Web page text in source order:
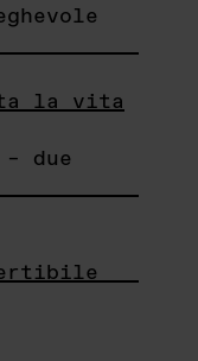
la vita
– due